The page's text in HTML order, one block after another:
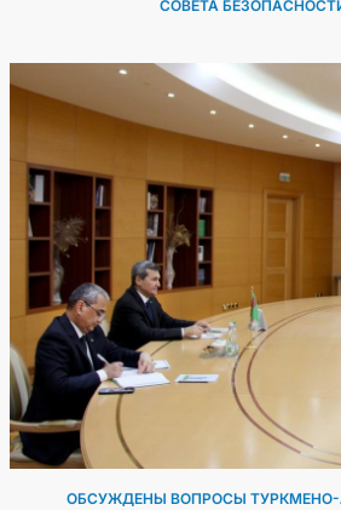
СОВЕТА
ОБСУЖДЕНЫ ВОПРОСЫ